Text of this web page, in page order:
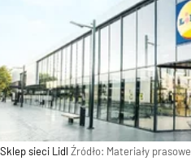
Sklep sieci Lidl Źródło: Materiały prasowe